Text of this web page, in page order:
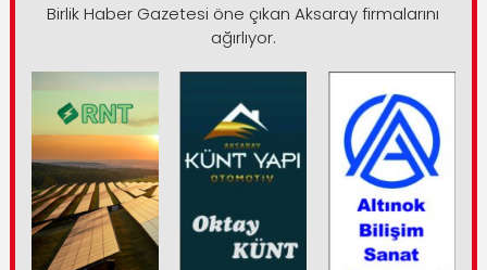
Birlik Haber Gazetesi öne çıkan Aksaray firmalarını
ağırlıyor.